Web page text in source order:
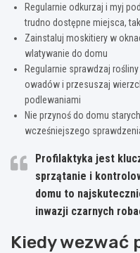
Regularnie odkurzaj i myj
trudno dostępne miejsca,
Zainstaluj moskitiery w
wlatywanie do domu
Regularnie sprawdzaj
owadów i przesuszaj
podlewaniami
Nie przynoś do domu
wcześniejszego
Profilaktyka jest
sprzątanie i
domu to
inwazji czarnych
Kiedy